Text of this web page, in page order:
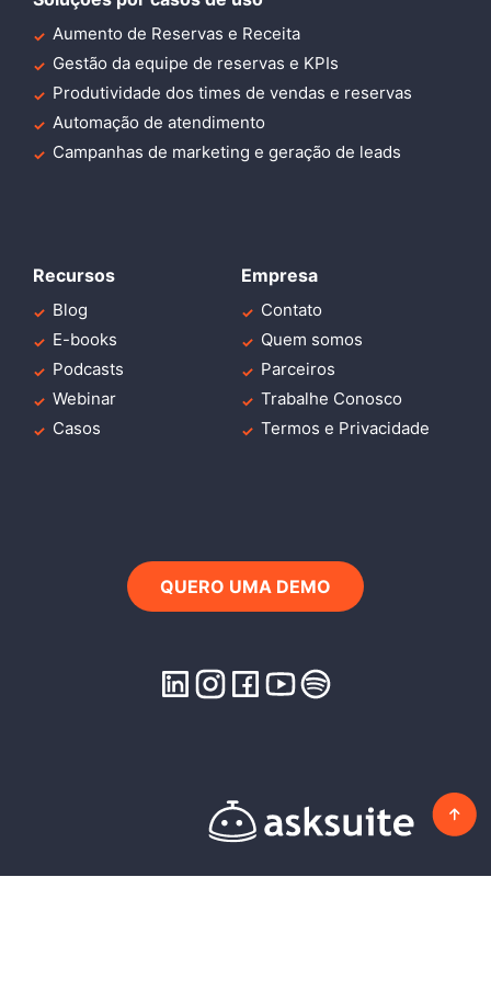
Aumento de Reservas e Receita
Gestão da equipe de reservas e KPIs
Produtividade dos times de vendas e reservas
Automação de atendimento
Campanhas de marketing e geração de leads
Recursos
Blog
E-books
Podcasts
Webinar
Casos
Empresa
Contato
Quem somos
Parceiros
Trabalhe Conosco
Termos e Privacidade
QUERO UMA DEMO